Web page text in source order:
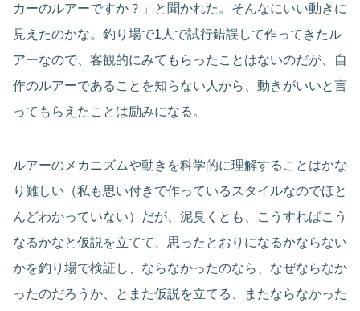
カーのルアーですか？」と聞かれた。そんなにいい動きに
見えたのかな。釣り場で1人で試行錯誤して作ってきたル
アーなので、客観的にみてもらったことはないのだが、自
作のルアーであることを知らない人から、動きがいいと言
ってもらえたことは励みになる。
ルアーのメカニズムや動きを科学的に理解することはかな
り難しい（私も思い付きで作っているスタイルなのでほと
んどわかっていない）だが、泥臭くとも、こうすればこう
なるかなと仮説を立てて、思ったとおりになるかならない
かを釣り場で検証し、ならなかったのなら、なぜならなか
ったのだろうか、とまた仮説を立てる、またならなかった